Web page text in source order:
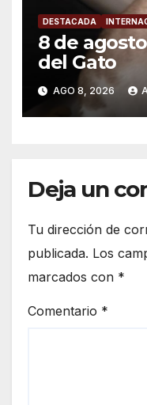
DESTACADA
8 de
del Gato
AGO 8, 2026
Deja un
Tu dirección de
publicada. Los
marcados con *
Comentario *